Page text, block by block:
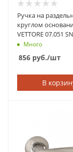
Ручка на
круглом
VETTORE 07.051
(Сатин/Хром)
Много
856 руб./шт
В